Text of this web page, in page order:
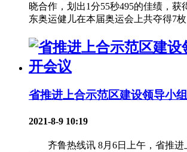
晓合作，划出1分55秒495的佳绩，获
东奥运健儿在本届奥运会上共夺得7枚
省推进上合示范区建设领导小
2021-8-9 10:19
齐鲁热线讯 8月6日上午，省推进